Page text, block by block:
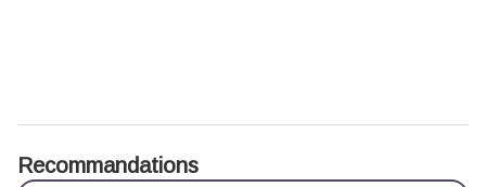
Recommandations